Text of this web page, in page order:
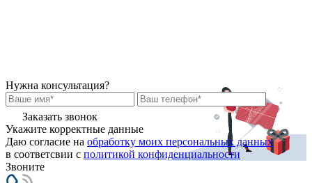
Нужна консультация?
Заказать звонок
Укажите корректные данные
Даю согласие на обработку моих персональных данных
в соответсвии с политикой конфиденциальности
Звоните